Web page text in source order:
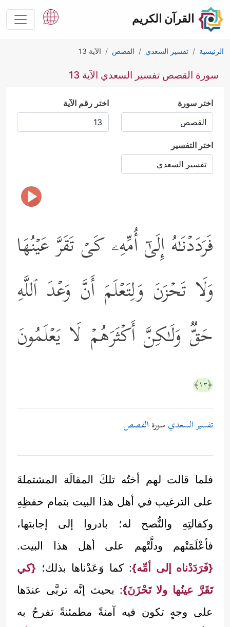
القرآن الكريم
الرئيسية تفسير السعدي القصص الآية 13
سورة القصص تفسير السعدي الآية 13
اختر سورة اختر رقم الآية
اختر التفسير
فَرَدَدۡنَـٰهُ إِلَىٰۤ أُمِّهِۦ كَیۡ تَقَرَّ عَیۡنُهَا
وَلَا تَحۡزَنَ وَلِتَعۡلَمَ أَنَّ وَعۡدَ ٱللَّهِ
حَقࣱّ وَلَـٰكِنَّ أَكۡثَرَهُمۡ لَا یَعۡلَمُونَ
﴿١٣﴾
تفسير السعدي سورة القصص
فلما قالت لهم أختُه تلكَ المقالَة المشتملةَ
على الترغيب في أهل هذا البيت بتمام حفظِهِ
وكفالتِهِ والنُّصح له؛ بادروا إلى إجابتها،
فأعْلَمَتْهم ودلَّتْهم على أهل هذا البيت.
{فَرَدَدْناه إلى أمِّه}: كما وَعَدْناها بذلك؛ {كي
تَقَرَّ عينُها ولا تَحْزَنَ}: بحيث إنَّه تربَّى عندَها
على وجهٍ تكون فيه آمنةً مطمئنةً تفرحُ به